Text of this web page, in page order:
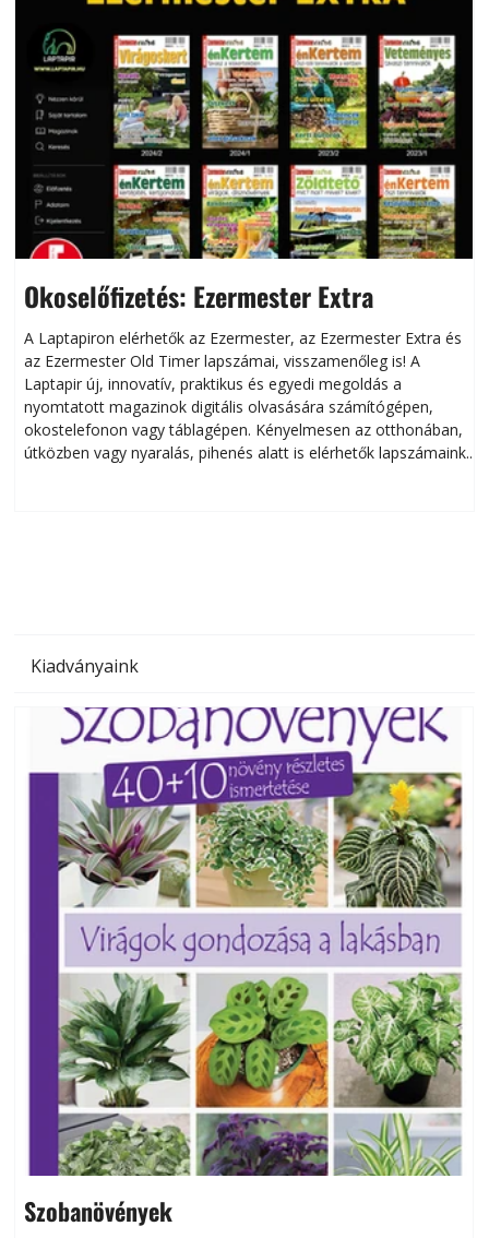
Okoselőfizetés: Ezermester Extra
A Laptapiron elérhetők az Ezermester, az Ezermester Extra és
az Ezermester Old Timer lapszámai, visszamenőleg is! A
Laptapir új, innovatív, praktikus és egyedi megoldás a
nyomtatott magazinok digitális olvasására számítógépen,
okostelefonon vagy táblagépen. Kényelmesen az otthonában,
útközben vagy nyaralás, pihenés alatt is elérhetők lapszámaink.
Kiadványaink
Szobanövények